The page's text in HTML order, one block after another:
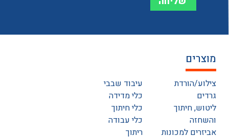
מוצרים
צילוע/הורדת
גרדים
ליטוש, חיתוך
והשחזה
אביזרים למכונות
עיבוד שבבי
כלי מדידה
כלי חיתוך
כלי עבודה
ריתוך